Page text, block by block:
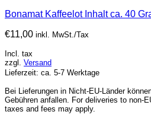
Bonamat Kaffeelot Inhalt ca. 40
€11,00 inkl. MwSt./Tax
Incl. tax
zzgl. Versand
Lieferzeit: ca. 5-7 Werktage
Bei Lieferungen in Nicht-EU-Länder
Gebühren anfallen. For deliveries to non-
taxes and fees may apply.